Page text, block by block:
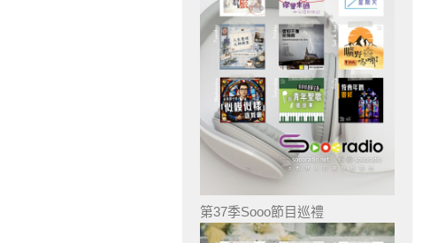
第37季Sooo節目巡禮